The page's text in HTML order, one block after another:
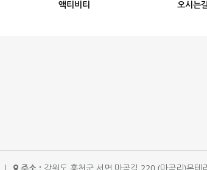
액티비티 오시는길